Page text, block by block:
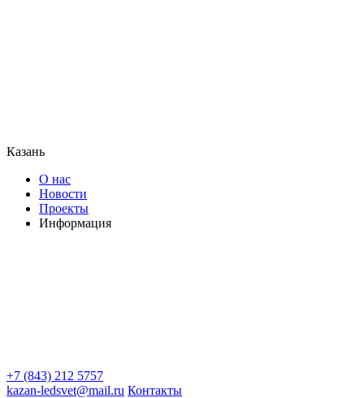
Казань
О нас
Новости
Проекты
Информация
+7 (843) 212 5757
kazan-ledsvet@mail.ru Контакты